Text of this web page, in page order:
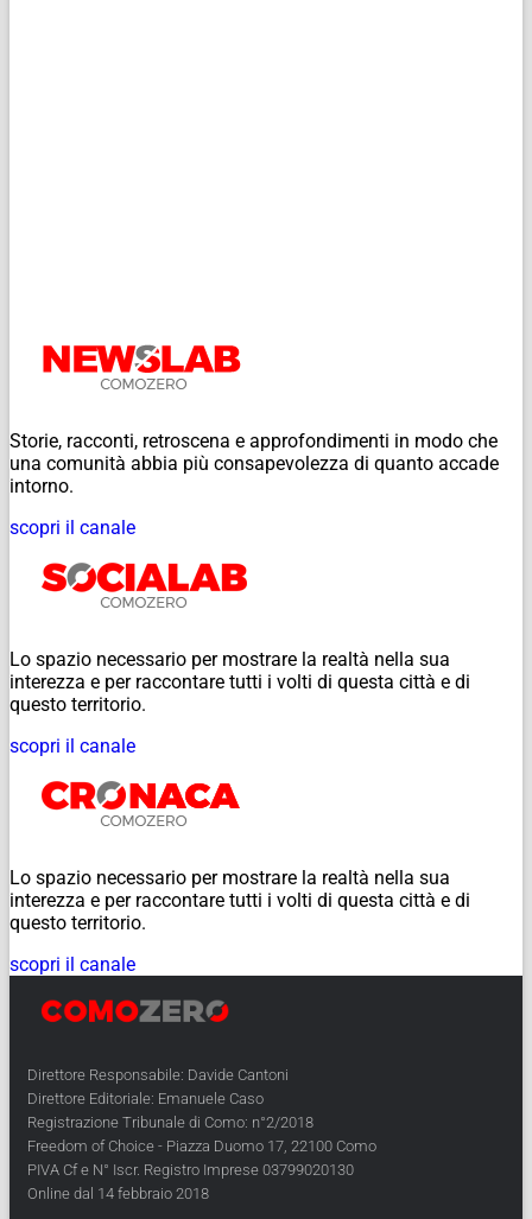
Storie, racconti, retroscena e approfondimenti in modo che
una comunità abbia più consapevolezza di quanto accade
intorno.
scopri il canale
Lo spazio necessario per mostrare la realtà nella sua
interezza e per raccontare tutti i volti di questa città e di
questo territorio.
scopri il canale
Lo spazio necessario per mostrare la realtà nella sua
interezza e per raccontare tutti i volti di questa città e di
questo territorio.
scopri il canale
Direttore Responsabile: Davide Cantoni
Direttore Editoriale: Emanuele Caso
Registrazione Tribunale di Como: n°2/2018
Freedom of Choice - Piazza Duomo 17, 22100 Como
PIVA Cf e N° Iscr. Registro Imprese 03799020130
Online dal 14 febbraio 2018